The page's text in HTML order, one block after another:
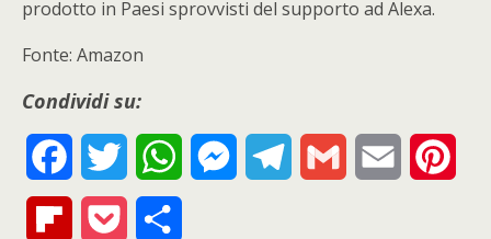
prodotto in Paesi sprovvisti del supporto ad Alexa.
Fonte: Amazon
Condividi su:
a
w
W
M